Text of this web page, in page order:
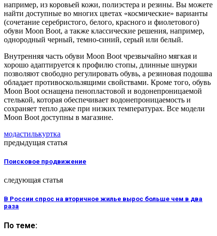
например, из коровьей кожи, полиэстера и резины. Вы можете
найти доступные во многих цветах «космические» варианты
(сочетание серебристого, белого, красного и фиолетового)
обуви Moon Boot, а также классические решения, например,
однородный черный, темно-синий, серый или белый.
Внутренняя часть обуви Moon Boot чрезвычайно мягкая и
хорошо адаптируется к профилю стопы, длинные шнурки
позволяют свободно регулировать обувь, а резиновая подошва
обладает противоскользящими свойствами. Кроме того, обувь
Moon Boot оснащена пенопластовой и водонепроницаемой
стелькой, которая обеспечивает водонепроницаемость и
сохраняет тепло даже при низких температурах. Все модели
Moon Boot доступны в магазине.
модастилькуртка
предыдущая статья
Поисковое продвижение
следующая статья
В России спрос на вторичное жилье вырос больше чем в два
раза
По теме: